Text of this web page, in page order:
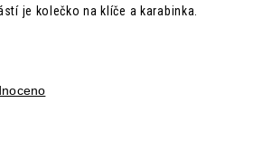
je kolečko na klíče a karabinka.